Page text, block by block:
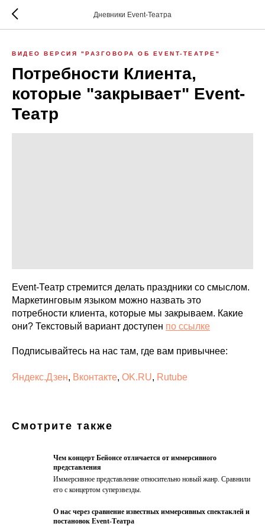
Дневники Event-Театра
ВИДЕО ВЕРСИЯ "РАЗГОВОРА ОБ EVENT-ТЕАТРЕ"
Потребности Клиента,
которые "закрывает" Event-
Театр
Event-Театр стремится делать праздники со смыслом.
Маркетинговым языком можно назвать это
потребности клиента, которые мы закрываем. Какие
они? Текстовый вариант доступен по ссылке
Подписывайтесь на нас там, где вам привычнее:
Яндекс.Дзен, Вконтакте, OK.RU, Rutube
Смотрите также
Чем концерт Бейонсе отличается от иммерсивного
представления
Иммерсивное представление относительно новый жанр. Сравнили
его с концертом суперзвезды.
О нас через сравнение известных иммерсивных спектаклей и
постановок Event-Театра